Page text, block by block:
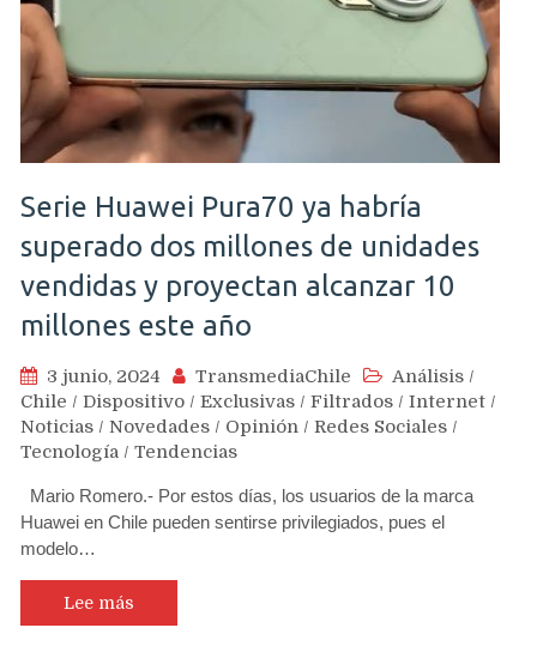
Serie Huawei Pura70 ya habría
superado dos millones de unidades
vendidas y proyectan alcanzar 10
millones este año
3 junio, 2024 TransmediaChile Análisis /
Chile / Dispositivo / Exclusivas / Filtrados / Internet /
Noticias / Novedades / Opinión / Redes Sociales /
Tecnología / Tendencias
Mario Romero.- Por estos días, los usuarios de la marca
Huawei en Chile pueden sentirse privilegiados, pues el
modelo…
Lee más